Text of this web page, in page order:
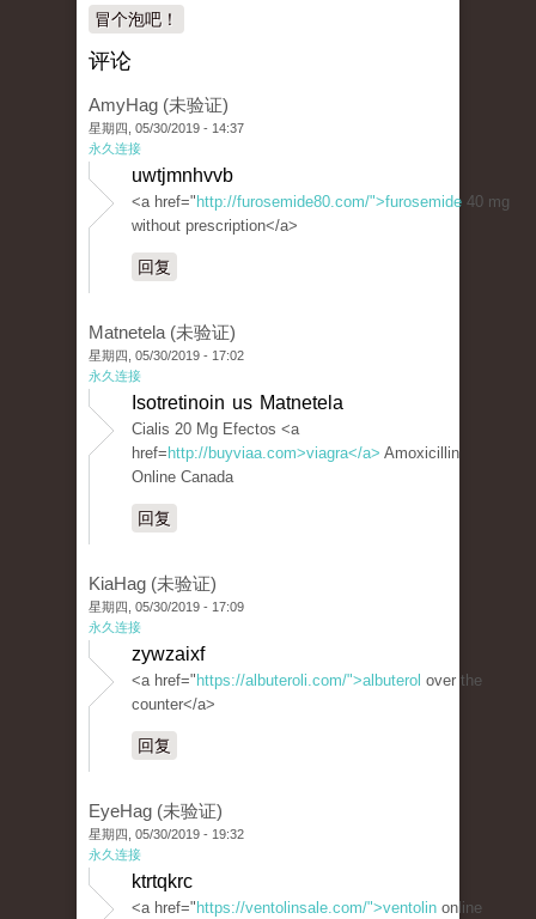
冒个泡吧！
评论
AmyHag (未验证)
星期四, 05/30/2019 - 14:37
永久连接
uwtjmnhvvb
<a href=" http://furosemide80.com/">furosemide 40 mg
without prescription</a>
回复
Matnetela (未验证)
星期四, 05/30/2019 - 17:02
永久连接
Isotretinoin us Matnetela
Cialis 20 Mg Efectos <a
href= http://buyviaa.com>viagra</a> Amoxicillin
Online Canada
回复
KiaHag (未验证)
星期四, 05/30/2019 - 17:09
永久连接
zywzaixf
<a href=" https://albuteroli.com/">albuterol over the
counter</a>
回复
EyeHag (未验证)
星期四, 05/30/2019 - 19:32
永久连接
ktrtqkrc
<a href=" https://ventolinsale.com/">ventolin online